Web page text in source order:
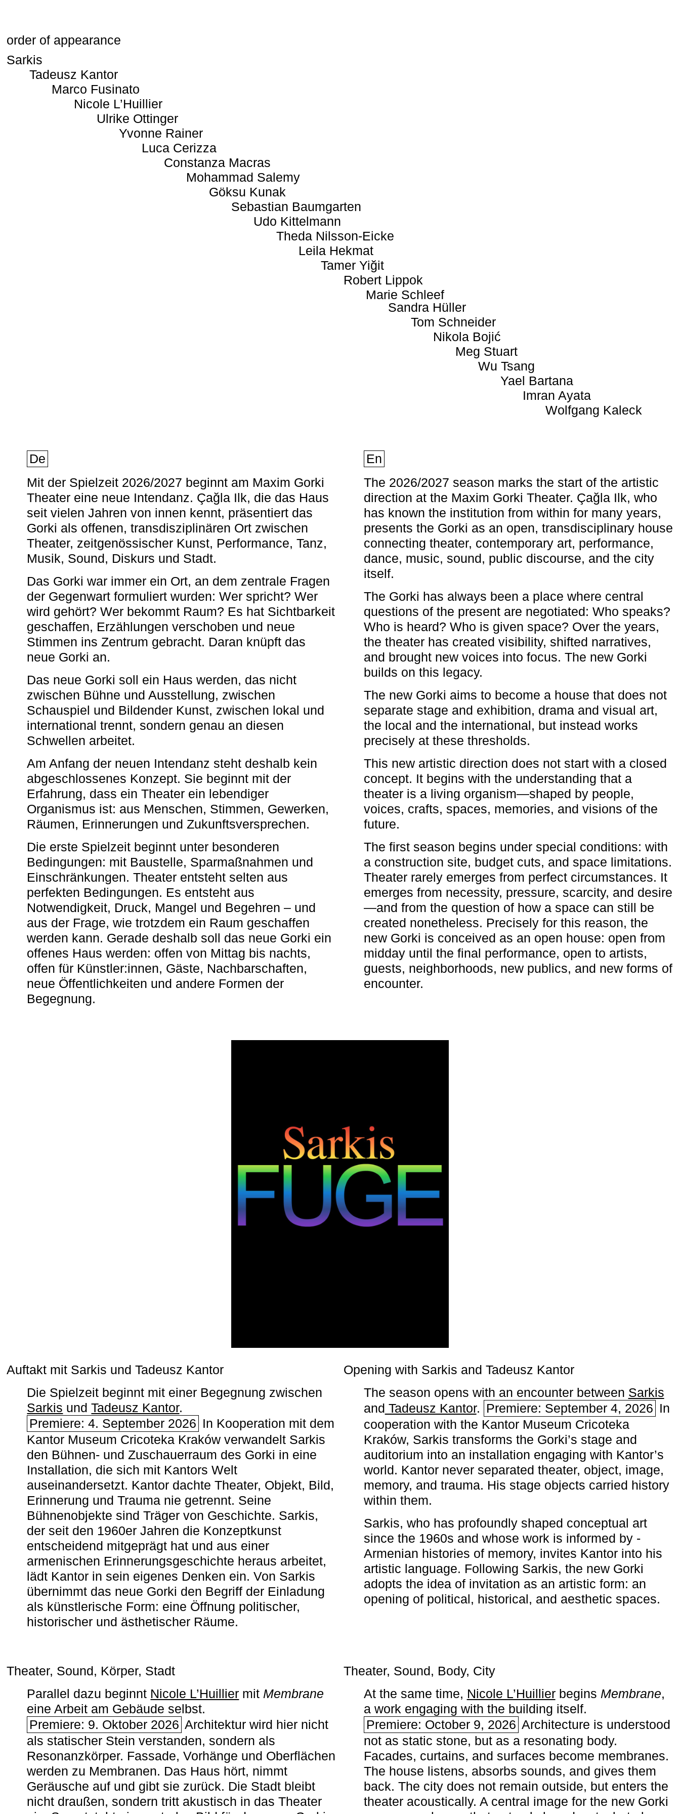
order of appearance
Sarkis
Tadeusz Kantor
Marco Fusinato
Nicole L’Huillier
Ulrike Ottinger
Yvonne Rainer
Luca Cerizza
Constanza Macras
Mohammad Salemy
Göksu Kunak
Sebastian Baumgarten
Udo Kittelmann
Theda Nilsson-Eicke
Leila Hekmat
Tamer Yiğit
Robert Lippok
Marie Schleef
Sandra Hüller
Tom Schneider
Nikola Bojić
Meg Stuart
Wu Tsang
Yael Bartana
Imran Ayata
Wolfgang Kaleck
De
Mit der Spielzeit 2026/2027 beginnt am Maxim Gorki
Theater eine neue Intendanz. Çağla Ilk, die das Haus
seit vielen Jahren von innen kennt, präsentiert das
Gorki als offenen, transdisziplinären Ort zwischen
Theater, zeitgenössischer Kunst, Performance, Tanz,
Musik, Sound, Diskurs und Stadt.
Das Gorki war immer ein Ort, an dem zentrale Fragen
der Gegenwart formuliert wurden: Wer spricht? Wer
wird gehört? Wer bekommt Raum? Es hat Sichtbarkeit
geschaffen, Erzählungen verschoben und neue
Stimmen ins Zentrum gebracht. Daran knüpft das
neue Gorki an.
Das neue Gorki soll ein Haus werden, das nicht
zwischen Bühne und Ausstellung, zwischen
Schauspiel und Bildender Kunst, zwischen lokal und
international trennt, sondern genau an diesen
Schwellen arbeitet.
Am Anfang der neuen Intendanz steht deshalb kein
abgeschlossenes Konzept. Sie beginnt mit der
Erfahrung, dass ein Theater ein lebendiger
Organismus ist: aus Menschen, Stimmen, Gewerken,
Räumen, Erinnerungen und Zukunftsversprechen.
Die erste Spielzeit beginnt unter besonderen
Bedingungen: mit Baustelle, Sparmaßnahmen und
Einschränkungen. Theater entsteht selten aus
perfekten Bedingungen. Es entsteht aus
Notwendigkeit, Druck, Mangel und Begehren – und
aus der Frage, wie trotzdem ein Raum geschaffen
werden kann. Gerade deshalb soll das neue Gorki ein
offenes Haus werden: offen von Mittag bis nachts,
offen für Künstler:innen, Gäste, Nachbarschaften,
neue Öffentlichkeiten und andere Formen der
Begegnung.
En
The 2026/2027 season marks the start of the artistic
direction at the Maxim Gorki Theater. Çağla Ilk, who
has known the institution from within for many years,
presents the Gorki as an open, transdisciplinary house
connecting theater, contemporary art, performance,
dance, music, sound, public discourse, and the city
itself.
The Gorki has always been a place where central
questions of the present are negotiated: Who speaks?
Who is heard? Who is given space? Over the years,
the theater has created visibility, shifted narratives,
and brought new voices into focus. The new Gorki
builds on this legacy.
The new Gorki aims to become a house that does not
separate stage and exhibition, drama and visual art,
the local and the international, but instead works
precisely at these thresholds.
This new artistic direction does not start with a closed
concept. It begins with the understanding that a
theater is a living organism—shaped by people,
voices, crafts, spaces, memories, and visions of the
future.
The first season begins under special conditions: with
a construction site, budget cuts, and space limitations.
Theater rarely emerges from perfect circumstances. It
emerges from necessity, pressure, scarcity, and desire
—and from the question of how a space can still be
created nonetheless. Precisely for this reason, the
new Gorki is conceived as an open house: open from
midday until the final performance, open to artists,
guests, neighborhoods, new publics, and new forms of
encounter.
Auftakt mit Sarkis und Tadeusz Kantor
Die Spielzeit beginnt mit einer Begegnung zwischen
Sarkis undTadeusz Kantor.
Premiere: 4. September 2026 In Kooperation mit dem
Kantor Museum Cricoteka Kraków verwandelt Sarkis
den Bühnen- und Zuschauerraum des Gorki in eine
Installation, die sich mit Kantors Welt
auseinandersetzt. Kantor dachte Theater, Objekt, Bild,
Erinnerung und Trauma nie getrennt. Seine
Bühnenobjekte sind Träger von Geschichte. Sarkis,
der seit den 1960er Jahren die Konzeptkunst
entscheidend mitgeprägt hat und aus einer
armenischen ­Erinnerungsgeschichte heraus arbeitet,
lädt Kantor in sein eigenes Denken ein. Von Sarkis
übernimmt das neue Gorki den Begriff der Einladung
als künstlerische Form: eine Öffnung politischer,
historischer und ästhetischer Räume.
Opening with Sarkis and Tadeusz Kantor
The season opens with an encounter between Sarkis
and Tadeusz Kantor. Premiere: September 4, 2026 In
cooperation with the ­Kantor Museum Cricoteka
Kraków, Sarkis transforms the Gorki’s stage and
auditorium into an installation engaging with Kantor’s
world. Kantor never separated theater, object, image,
memory, and trauma. His stage objects carried history
within them.
Sarkis, who has profoundly shaped conceptual art
since the 1960s and whose work is informed by ­
Armenian histories of memory, invites Kantor into his
artistic language. Following Sarkis, the new Gorki
adopts the idea of invitation as an artistic form: an
opening of political, historical, and aesthetic spaces.
Theater, Sound, Körper, Stadt
Parallel dazu beginnt Nicole L’Huillier mit ­ Membrane
eine Arbeit am Gebäude selbst.
Premiere: 9. Oktober 2026 Architektur wird hier nicht
als statischer Stein verstanden, sondern als
Resonanzkörper. Fassade, Vorhänge und Oberflächen
werden zu Membranen. Das Haus hört, nimmt
Geräusche auf und gibt sie zurück. Die Stadt bleibt
nicht draußen, sondern tritt akustisch in das Theater
Theater, Sound, Body, City
At the same time, Nicole L’Huillierbegins ­ Membrane,
a work engaging with the building itself.
Premiere: October 9, 2026 Architecture is understood
not as static stone, but as a resonating body.
Facades, curtains, and surfaces become membranes.
The house listens, absorbs sounds, and gives them
back. The city does not remain outside, but enters the
theater acoustically. A central image for the new Gorki